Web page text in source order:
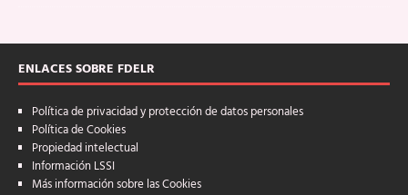
ENLACES SOBRE FDELR
Política de privacidad y protección de datos personales
Política de Cookies
Propiedad intelectual
Información LSSI
Más información sobre las Cookies